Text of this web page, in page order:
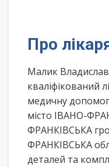
Про
Малик
кваліфікований
медичну
місто ІВАНО-
ФРАНКІВСЬКА
ФРАНКІВСЬКА
деталей та